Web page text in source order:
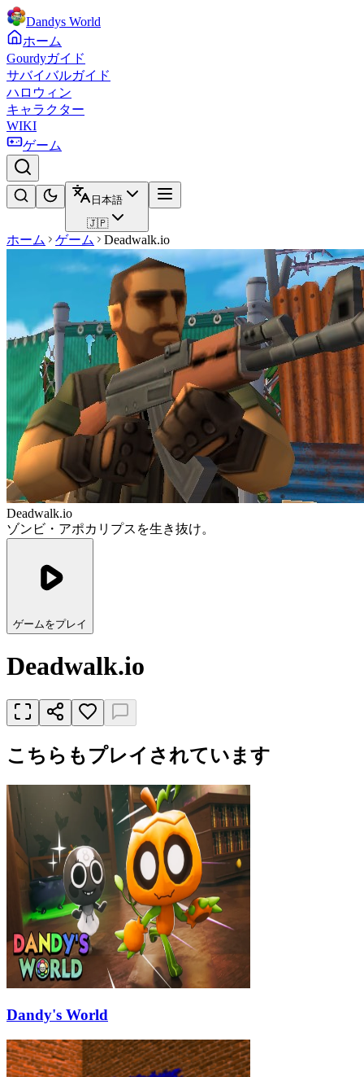
Dandys World
ホーム
Gourdyガイド
サバイバルガイド
ハロウィン
キャラクター
WIKI
ゲーム
日本語
🇯🇵
ホーム ゲーム Deadwalk.io
Deadwalk.io
ゾンビ・アポカリプスを生き抜け。
ゲームをプレイ
Deadwalk.io
こちらもプレイされています
Dandy's World